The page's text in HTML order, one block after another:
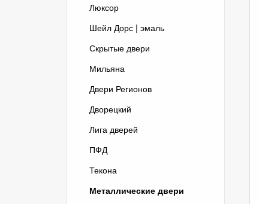
Люксор
Шейл Дорс | эмаль
Скрытые двери
Мильяна
Двери Регионов
Дворецкий
Лига дверей
ПФД
Текона
Металлические двери